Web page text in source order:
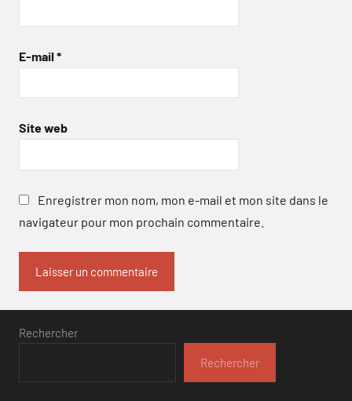
E-mail *
Site web
Enregistrer mon nom, mon e-mail et mon site dans le
navigateur pour mon prochain commentaire.
Rechercher
Rechercher